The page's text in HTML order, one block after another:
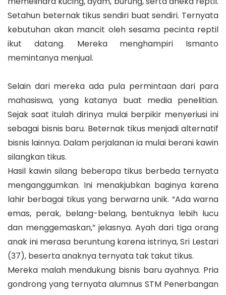
Setahun beternak tikus sendiri buat sendiri. Ternyata
kebutuhan akan mancit oleh sesama pecinta reptil
ikut datang. Mereka menghampiri Ismanto
memintanya menjual.
Selain dari mereka ada pula permintaan dari para
mahasiswa, yang katanya buat media penelitian.
Sejak saat itulah dirinya mulai berpikir menyeriusi ini
sebagai bisnis baru. Beternak tikus menjadi alternatif
bisnis lainnya. Dalam perjalanan ia mulai berani kawin
silangkan tikus.
Hasil kawin silang beberapa tikus berbeda ternyata
menganggumkan. Ini menakjubkan baginya karena
lahir berbagai tikus yang berwarna unik. “Ada warna
emas, perak, belang-belang, bentuknya lebih lucu
dan menggemaskan,” jelasnya. Ayah dari tiga orang
anak ini merasa beruntung karena istrinya, Sri Lestari
(37), beserta anaknya ternyata tak takut tikus.
Mereka malah mendukung bisnis baru ayahnya. Pria
gondrong yang ternyata alumnus STM Penerbangan